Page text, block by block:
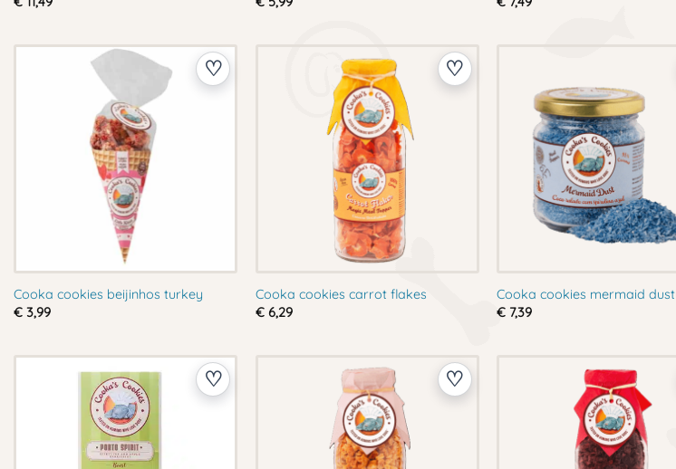
Cooka cookies beijinhos turkey
€3,99
Cooka cookies carrot flakes
€6,29
Cooka cookies mermaid dust
€ 7,39